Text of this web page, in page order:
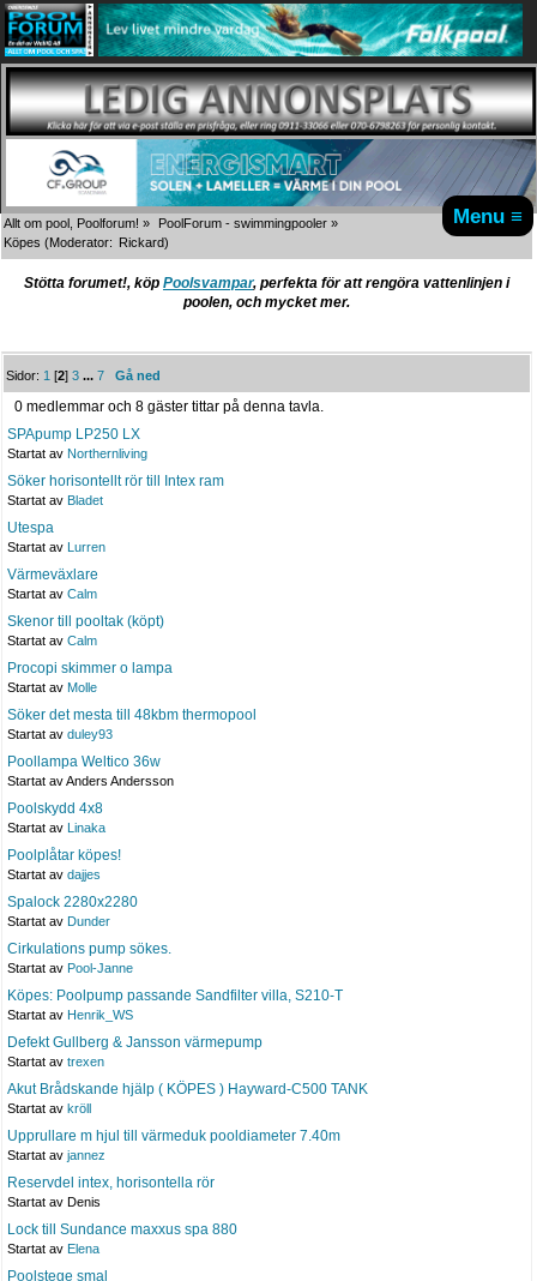
Menu ≡
Allt om pool, Poolforum! » PoolForum - swimmingpooler »
Köpes (Moderator: Rickard)
Stötta forumet!, köp Poolsvampar, perfekta för att rengöra vattenlinjen i
poolen, och mycket mer.
Sidor: 1 [2]3 ...7 Gå ned
0 medlemmar och 8 gäster tittar på denna tavla.
SPApump LP250 LX
Startat av Northernliving
Söker horisontellt rör till Intex ram
Startat av Bladet
Utespa
Startat av Lurren
Värmeväxlare
Startat av Calm
Skenor till pooltak (köpt)
Startat av Calm
Procopi skimmer o lampa
Startat av Molle
Söker det mesta till 48kbm thermopool
Startat av duley93
Poollampa Weltico 36w
Startat av Anders Andersson
Poolskydd 4x8
Startat av Linaka
Poolplåtar köpes!
Startat av dajjes
Spalock 2280x2280
Startat av Dunder
Cirkulations pump sökes.
Startat av Pool-Janne
Köpes: Poolpump passande Sandfilter villa, S210-T
Startat av Henrik_WS
Defekt Gullberg & Jansson värmepump
Startat av trexen
Akut Brådskande hjälp ( KÖPES ) Hayward-C500 TANK
Startat av kröll
Upprullare m hjul till värmeduk pooldiameter 7.40m
Startat av jannez
Reservdel intex, horisontella rör
Startat av Denis
Lock till Sundance maxxus spa 880
Startat av Elena
Poolstege smal